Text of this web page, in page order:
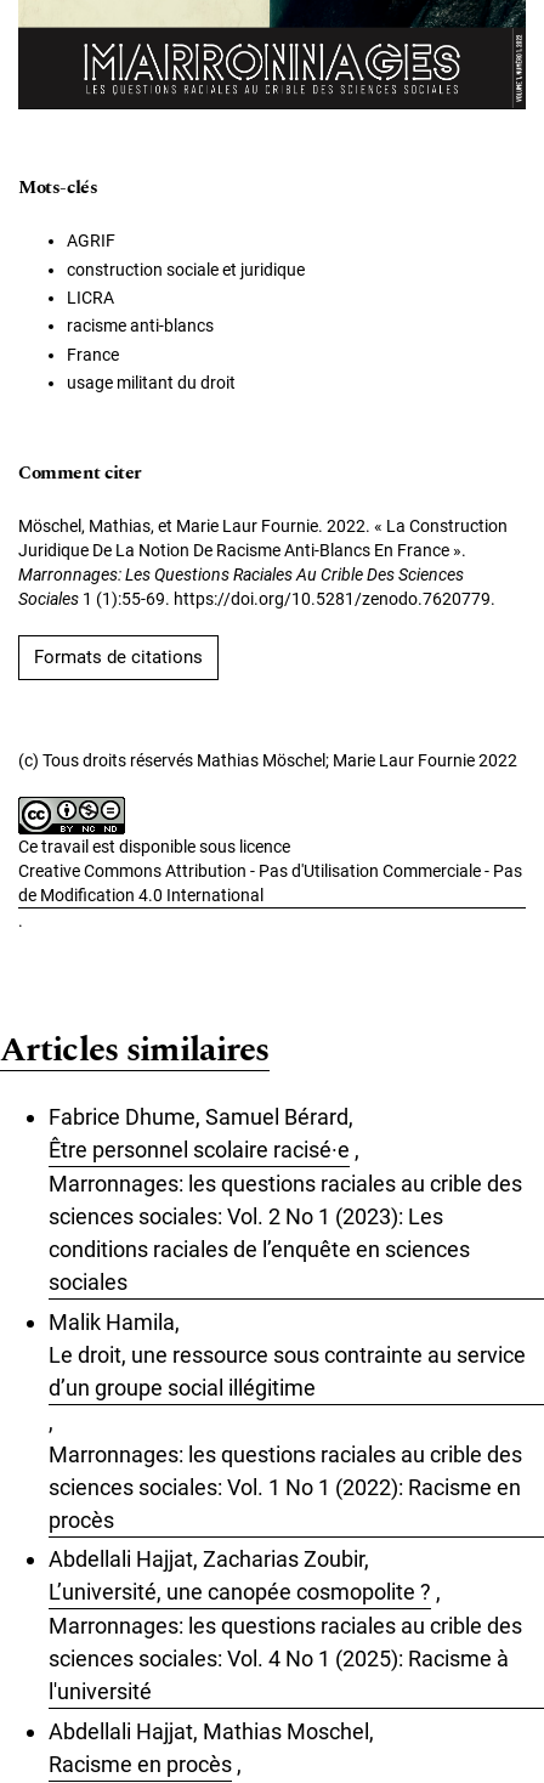
Mots-clés
AGRIF
construction sociale et juridique
LICRA
racisme anti-blancs
France
usage militant du droit
Comment citer
Möschel, Mathias, et Marie Laur Fournie. 2022. « La Construction
Juridique De La Notion De Racisme Anti-Blancs En France ».
Marronnages: Les Questions Raciales Au Crible Des Sciences
Sociales 1 (1):55-69. https://doi.org/10.5281/zenodo.7620779.
Formats de citations
(c) Tous droits réservés Mathias Möschel; Marie Laur Fournie 2022
Ce travail est disponible sous licence
Creative Commons Attribution - Pas d'Utilisation Commerciale - Pas
de Modification 4.0 International
.
Articles similaires
Fabrice Dhume, Samuel Bérard,
Être personnel scolaire racisé·e ,
Marronnages: les questions raciales au crible des
sciences sociales: Vol. 2 No 1 (2023): Les
conditions raciales de l’enquête en sciences
sociales
Malik Hamila,
Le droit, une ressource sous contrainte au service
d’un groupe social illégitime
,
Marronnages: les questions raciales au crible des
sciences sociales: Vol. 1 No 1 (2022): Racisme en
procès
Abdellali Hajjat, Zacharias Zoubir,
L’université, une canopée cosmopolite ? ,
Marronnages: les questions raciales au crible des
sciences sociales: Vol. 4 No 1 (2025): Racisme à
l'université
Abdellali Hajjat, Mathias Moschel,
Racisme en procès ,